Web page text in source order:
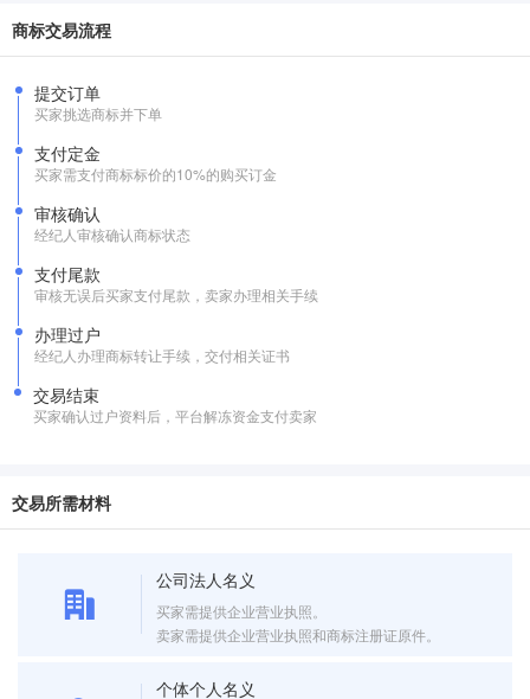
商标交易流程
提交订单
买家挑选商标并下单
支付定金
买家需支付商标标价的10%的购买订金
审核确认
经纪人审核确认商标状态
支付尾款
审核无误后买家支付尾款，卖家办理相关手续
办理过户
经纪人办理商标转让手续，交付相关证书
交易结束
买家确认过户资料后，平台解冻资金支付卖家
交易所需材料
公司法人名义
买家需提供企业营业执照。
卖家需提供企业营业执照和商标注册证原件。
个体个人名义